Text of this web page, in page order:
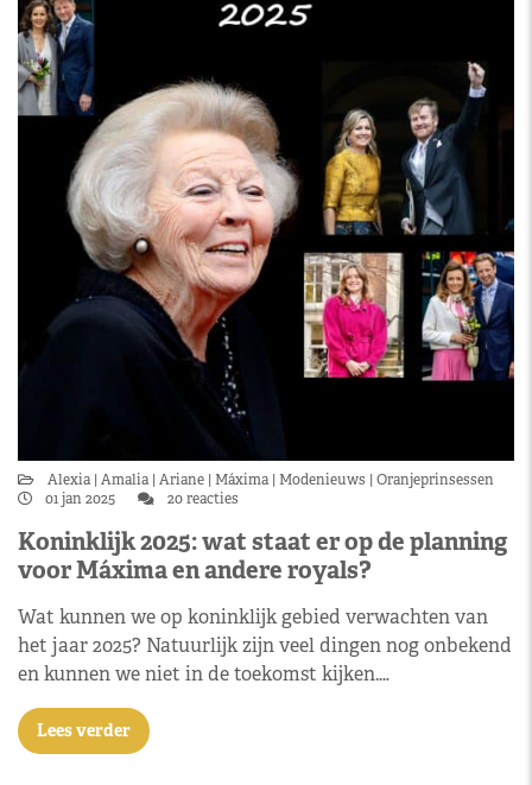
Alexia Amalia Ariane Máxima Modenieuws
Oranjeprinsessen
01 jan 2025
20 reacties
Koninklijk 2025: wat staat er op de planning
voor Máxima en andere royals?
Wat kunnen we op koninklijk gebied verwachten van
het jaar 2025? Natuurlijk zijn veel dingen nog onbekend
en kunnen we niet in de toekomst kijken.…
Lees verder